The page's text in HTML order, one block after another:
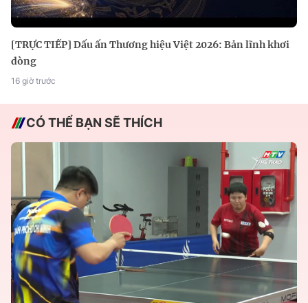
[TRỰC TIẾP] Dấu ấn Thương hiệu Việt 2026: Bản lĩnh khơi
dòng
16 giờ trước
CÓ THỂ BẠN SẼ THÍCH